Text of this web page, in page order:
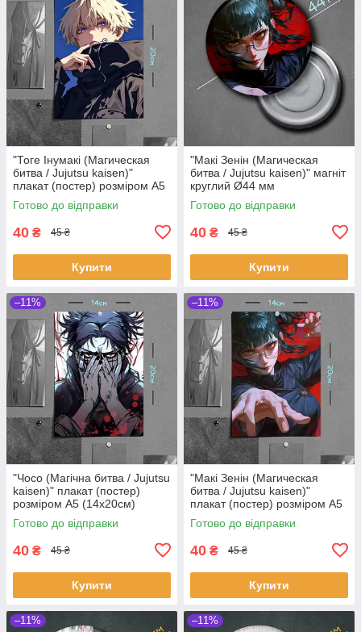
"Тоге Інумакі (Магическая
битва / Jujutsu kaisen)"
плакат (постер) розміром А5
(14х20см)
Готово до відправки
40 ₴ 45 ₴
Купити
"Макі Зенін (Магическая
битва / Jujutsu kaisen)" магніт
круглий Ø44 мм
Готово до відправки
40 ₴ 45 ₴
Купити
–11%
"Чосо (Магічна битва / Jujutsu
kaisen)" плакат (постер)
розміром А5 (14х20см)
Готово до відправки
40 ₴ 45 ₴
Купити
–11%
"Макі Зенін (Магическая
битва / Jujutsu kaisen)"
плакат (постер) розміром А5
(14х20см)
Готово до відправки
40 ₴ 45 ₴
Купити
–11% –11%